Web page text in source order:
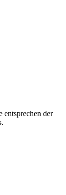
entsprechen der